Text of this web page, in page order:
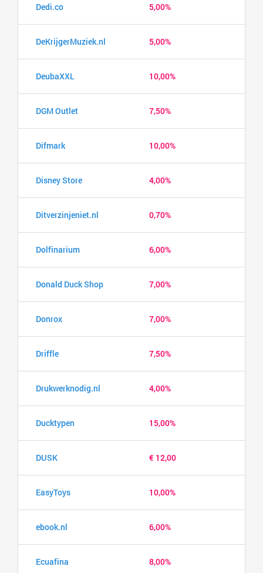
Dedi.co 5,00%
DeKrijgerMuziek.nl 5,00%
DeubaXXL 10,00%
DGM Outlet 7,50%
Difmark 10,00%
Disney Store 4,00%
Ditverzinjeniet.nl 0,70%
Dolfinarium 6,00%
Donald Duck Shop 7,00%
Donrox 7,00%
Driffle 7,50%
Drukwerknodig.nl 4,00%
Ducktypen 15,00%
DUSK € 12,00
EasyToys 10,00%
ebook.nl 6,00%
Ecuafina 8,00%